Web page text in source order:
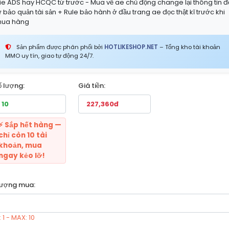
ADS hay HCQC từ trước - Mua về ae chủ động change lại thông tin
bảo quản tài sản + Rule bảo hành ở đầu trang ae đọc thật kĩ trước khi
hàng
Sản phẩm được phân phối bởi HOTLIKESHOP.NET – Tổng kho tài khoản
MMO uy tín, giao tự động 24/7.
lượng:
Sắp hết hàng —
còn 10 tài
mua
kẻo lỡ!
Giá tiền:
mua:
1 - MAX: 10